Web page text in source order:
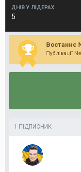
ДНІВ У ЛІДЕРАХ
5
Востаннє
Публікації
1 ПІДПИСНИК